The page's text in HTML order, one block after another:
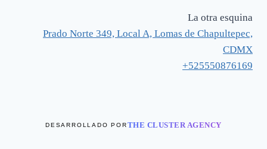
La otra esquina
Prado Norte 349, Local A, Lomas de Chapultepec,
CDMX
+525550876169
DESARROLLADO PORTHE CLUSTER AGENCY